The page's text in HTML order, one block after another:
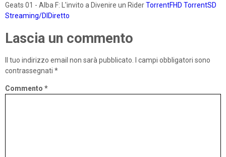
Geats 01 - Alba F: L'invito a Divenire un RiderTorrentFHD TorrentSD
Streaming/DlDiretto
Lascia un commento
Il tuo indirizzo email non sarà pubblicato.
I campi obbligatori sono
contrassegnati *
Commento *